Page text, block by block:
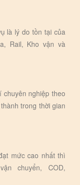
là lý do tồn tại của
Rail, Kho vận và
chuyên nghiệp theo
trong thời gian
mức cao nhất thì
chuyển, COD,